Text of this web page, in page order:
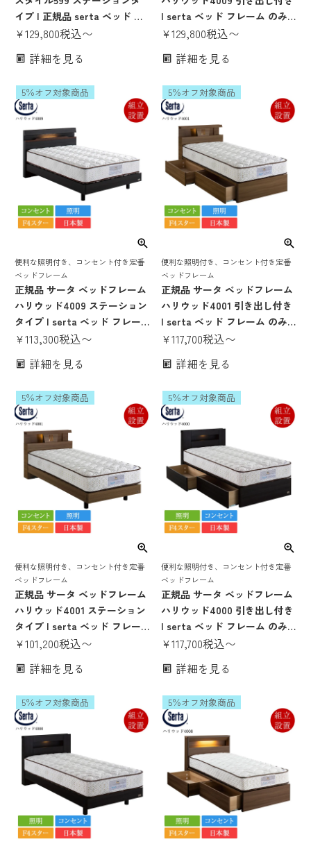
イプ | 正規品 serta ベッド フ
レーム のみ 突板 日本製 国産
脚付き 宮付き 棚付き 照明付き
ングル セミダブル ダブル クイ
ーン1
¥129,800税込〜
詳細を見る
| serta ベッド フレーム のみ
日本製 国産 F4スター 収納ベ
照明付き コンセント付き パー
ブル クイーン1
¥129,800税込〜
詳細を見る
便利な照明付き、コンセント付き定番
ベッドフレーム
正規品 サータ ベッドフレーム
ハリウッド4009 ステーション
タイプ | serta ベッド フレー
ム のみ 日本製 国産 F4スター
き 棚付き 照明付き コンセント
ダブル ダブル クイーン1
5％オフ対象商品
¥113,300税込〜
詳細を見る
便利な照明付き、コンセント付き定番
ベッドフレーム
正規品 サータ ベッドフレーム
ハリウッド4001 引き出し付き
| serta ベッド フレーム のみ
日本製 国産 F4スター 収納ベ
照明付き コンセント付き パー
ブル クイーン1 クイーン2
5％オフ対象商品
¥117,700税込〜
詳細を見る
便利な照明付き、コンセント付き定番
ベッドフレーム
正規品 サータ ベッドフレーム
ハリウッド4001 ステーション
タイプ | serta ベッド フレー
ム のみ 日本製 国産 F4スター
き 棚付き 照明付き コンセント
ダブル ダブル クイーン1 クイ
ーン2
5％オフ対象商品
¥101,200税込〜
詳細を見る
便利な照明付き、コンセント付き定番
ベッドフレーム
正規品 サータ ベッドフレーム
ハリウッド4000 引き出し付き
| serta ベッド フレーム のみ
日本製 国産 F4スター 宮付き
き 収納付き 収納ベッド パーソ
ル クイーン1 クイーン2 セミキ
ング
5％オフ対象商品
¥117,700税込〜
詳細を見る
5％オフ対象商品 5％オフ対象商品